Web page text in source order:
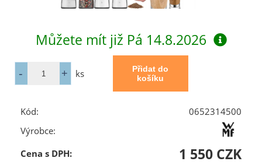
Můžete mít již Pá 14.8.2026
ks
Kód:
0652314500
Výrobce:
Cena s DPH:
1 550 CZK